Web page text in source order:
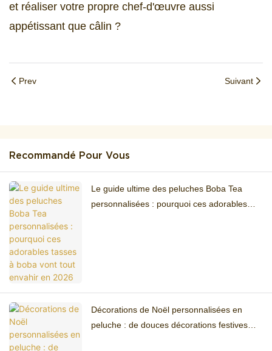
et réaliser votre propre chef-d'œuvre aussi
appétissant que câlin ?
Prev Suivant
Recommandé Pour Vous
Le guide ultime des peluches Boba Tea
personnalisées : pourquoi ces adorables
Décorations de Noël personnalisées en
peluche : de douces décorations festives